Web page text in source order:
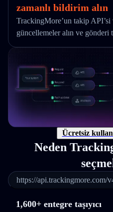
zamanlı bildirim alın
TrackingMore’un takip API’si
güncellemeler alın ve
Ücretsiz
Neden
https://api.trackingmore.com/
1,600+ entegre taşıyıcı